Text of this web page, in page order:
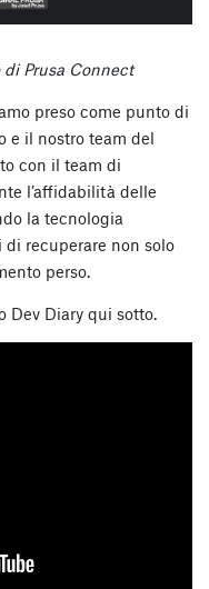
Prusa Connect
preso come punto di
e il nostro team del
con il team di
l’affidabilità delle
la tecnologia
di recuperare non solo
perso.
Dev Diary qui sotto.